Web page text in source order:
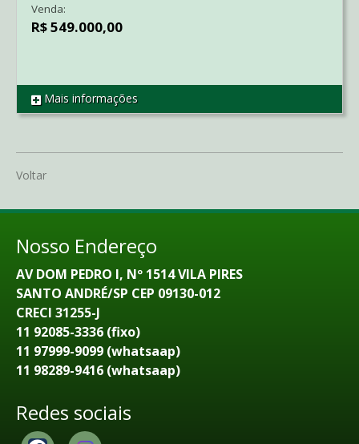
REF SO2878
Venda:
R$ 549.000,00
Mais informações
Voltar
Nosso Endereço
AV DOM PEDRO I, Nº 1514 VILA PIRES
SANTO ANDRÉ/SP CEP 09130-012
CRECI 31255-J
11 92085-3336 (fixo)
11 97999-9099 (whatsaap)
11 98289-9416 (whatsaap)
Redes sociais